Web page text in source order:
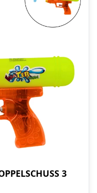
3